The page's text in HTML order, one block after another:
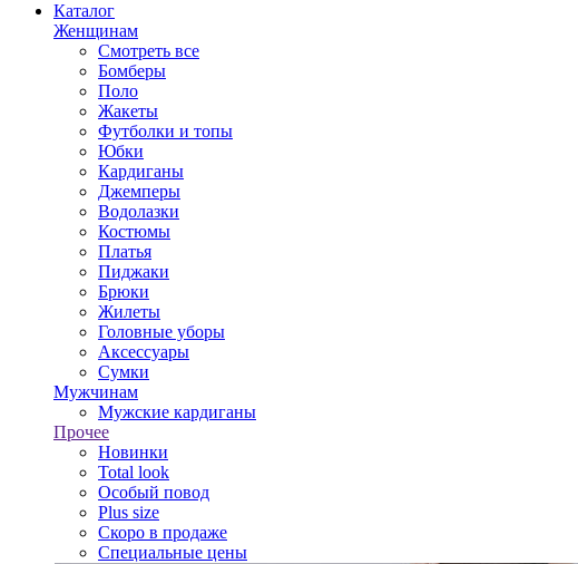
Каталог
Женщинам
Смотреть все
Бомберы
Поло
Жакеты
Футболки и топы
Юбки
Кардиганы
Джемперы
Водолазки
Костюмы
Платья
Пиджаки
Брюки
Жилеты
Головные уборы
Аксессуары
Сумки
Мужчинам
Мужские кардиганы
Прочее
Новинки
Total look
Особый повод
Plus size
Скоро в продаже
Специальные цены